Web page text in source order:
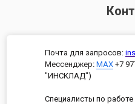
Почта для запросов:
Мессенджер: MAX +7
"ИНСКЛАД")
Специалисты по работе